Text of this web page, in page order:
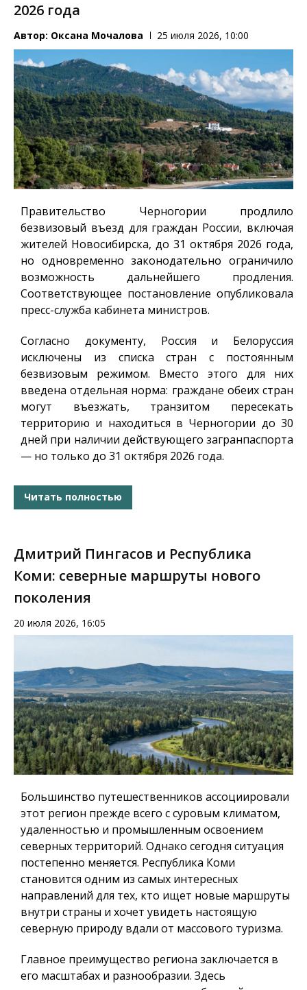
2026 года
Автор: Оксана Мочалова 25 июля 2026, 10:00
Правительство Черногории продлило
безвизовый въезд для граждан России, включая
жителей Новосибирска, до 31 октября 2026 года,
но одновременно законодательно ограничило
возможность дальнейшего продления.
Соответствующее постановление опубликовала
пресс-служба кабинета министров.
Согласно документу, Россия и Белоруссия
исключены из списка стран с постоянным
безвизовым режимом. Вместо этого для них
введена отдельная норма: граждане обеих стран
могут въезжать, транзитом пересекать
территорию и находиться в Черногории до 30
дней при наличии действующего загранпаспорта
— но только до 31 октября 2026 года.
Читать полностью
Дмитрий Пингасов и Республика
Коми: северные маршруты нового
поколения
20 июля 2026, 16:05
Большинство путешественников ассоциировали
этот регион прежде всего с суровым климатом,
удаленностью и промышленным освоением
северных территорий. Однако сегодня ситуация
постепенно меняется. Республика Коми
становится одним из самых интересных
направлений для тех, кто ищет новые маршруты
внутри страны и хочет увидеть настоящую
северную природу вдали от массового туризма.
Главное преимущество региона заключается в
его масштабах и разнообразии. Здесь